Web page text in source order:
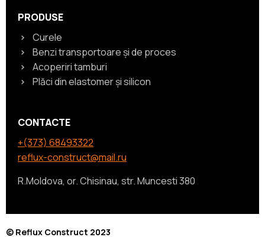
PRODUSE
Curele
Benzi transportoare şi de proces
Acoperiri tamburi
Plăci din elastomer şi silicon
CONTACTE
+(373) 68493322
reflux-construct@mail.ru
R.Moldova, or. Chisinau, str. Muncesti 380
© Reflux Construct 2023